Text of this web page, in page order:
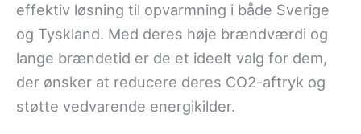
effektiv løsning til opvarmning i både Sverige
og Tyskland. Med deres høje brændværdi og
lange brændetid er de et ideelt valg for dem,
der ønsker at reducere deres CO2-aftryk og
støtte vedvarende energikilder.